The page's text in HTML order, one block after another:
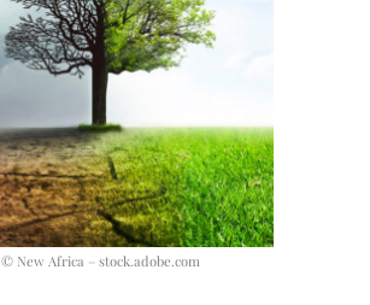
© New Africa – stock.adobe.com